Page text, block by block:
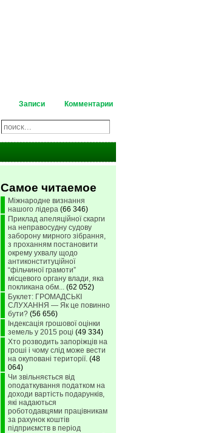
Комментарии
Записи
Самое читаемое
Міжнародне визнання
нашого лідера (66 346)
Приклад апеляційної скарги
на неправосудну судову
заборону мирного зібрання,
з проханням постановити
окрему ухвалу щодо
антиконституційної
“фільчиної грамоти”
місцевого органу влади, яка
покликана обм... (62 052)
Буклет: ГРОМАДСЬКІ
СЛУХАННЯ — Як це повинно
бути? (56 656)
Індексація грошової оцінки
земель у 2015 році (49 334)
Хто розводить запоріжців на
гроші і чому слід може вести
на окуповані території. (48
064)
Чи звільняється від
оподаткування податком на
доходи вартість подарунків,
які надаються
роботодавцями працівникам
за рахунок коштів
підприємств в період